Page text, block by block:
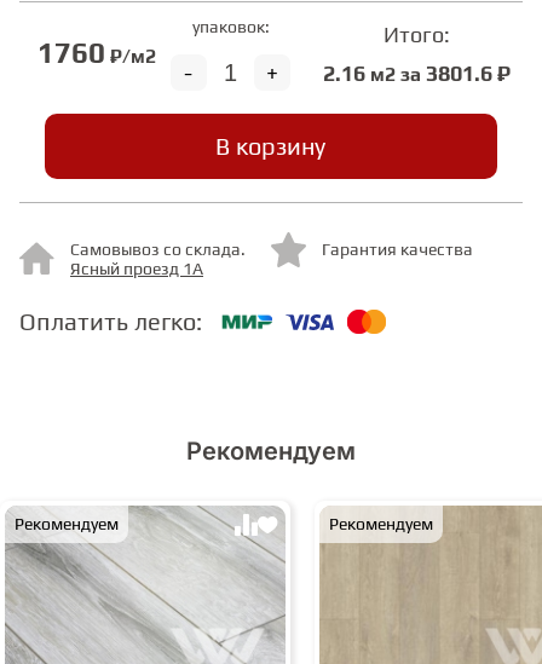
ИСКУССТВЕННАЯ ТРАВА
СТУПЕНИ
ФАНЕРА
МИНЕРАЛЬНО-КАМЕННЫЙ
1760 ₽/м2
упаковок:
+
-
Итого:
2.16м2 за 3801.6 ₽
В корзину
Самовывоз со склада.
Ясный проезд 1А
Гарантия качества
Оплатить легко:
Рекомендуем
Рекомендуем Рекомендуем